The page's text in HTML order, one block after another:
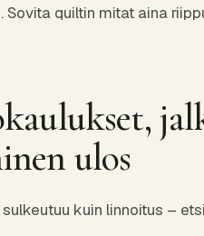
Sovita quiltin mitat aina
ulos
kuin linnoitus –